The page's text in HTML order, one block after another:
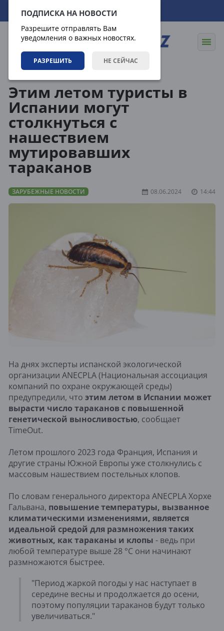
ПОДПИСКА НА НОВОСТИ
Разрешите отправлять Вам
уведомления о важных новостях.
РАЗРЕШИТЬ НЕ СЕЙЧАС
10.08.2026 18:06:22
Этим летом туристы в
Испании могут
столкнуться с
нашествием
мутировавших
тараканов
ЗАРУБЕЖНЫЕ НОВОСТИ 08.06.2024 14:44
На днях эксперты испанской экологической
организации ANECPLA (Национальная ассоциация
компаний по охране окружающей среды)
предупредили, что этим летом в Испании может
вырасти число тараканов с повышенной
генетической выносливостью, сообщает
TimeOut.
Летом прошлого 2023 года Франция, Испания и
другие страны Южной Европы уже столкнулись с
массовым нашествием постельных клопов.
По словам генерального директора ANECPLA Хорхе
Гальвана, повышение температуры, вызванное
климатическими изменениями, является
идеальной средой для размножения таких
животных, как тараканы и клопы - ведь при
любой температуре выше 28 °C они начинают
размножаются быстрее.
"Период жаркой погоды у нас наступает в
середине весны и продолжается до осени,
поэтому популяции тараканов будут только
увеличиваться."